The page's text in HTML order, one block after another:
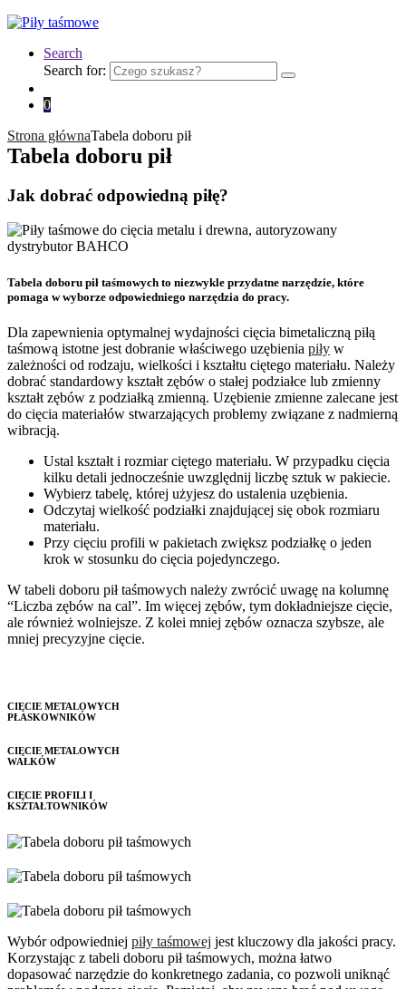
Search
Search for:
0
Strona głównaTabela doboru pił
Tabela doboru pił
Jak dobrać odpowiedną piłę?
Tabela doboru pił taśmowych to niezwykle przydatne narzędzie, które
pomaga w wyborze odpowiedniego narzędzia do pracy.
Dla zapewnienia optymalnej wydajności cięcia bimetaliczną piłą
taśmową istotne jest dobranie właściwego uzębienia piły w
zależności od rodzaju, wielkości i kształtu ciętego materiału. Należy
dobrać standardowy kształt zębów o stałej podziałce lub zmienny
kształt zębów z podziałką zmienną. Uzębienie zmienne zalecane jest
do cięcia materiałów stwarzających problemy związane z nadmierną
wibracją.
Ustal kształt i rozmiar ciętego materiału. W przypadku cięcia
kilku detali jednocześnie uwzględnij liczbę sztuk w pakiecie.
Wybierz tabelę, której użyjesz do ustalenia uzębienia.
Odczytaj wielkość podziałki znajdującej się obok rozmiaru
materiału.
Przy cięciu profili w pakietach zwiększ podziałkę o jeden
krok w stosunku do cięcia pojedynczego.
W tabeli doboru pił taśmowych należy zwrócić uwagę na kolumnę
“Liczba zębów na cal”. Im więcej zębów, tym dokładniejsze cięcie,
ale również wolniejsze. Z kolei mniej zębów oznacza szybsze, ale
mniej precyzyjne cięcie.
CIĘCIE METALOWYCH
PŁASKOWNIKÓW
CIĘCIE METALOWYCH
WAŁKÓW
CIĘCIE PROFILI I
KSZTAŁTOWNIKÓW
Wybór odpowiedniej piły taśmowej jest kluczowy dla jakości pracy.
Korzystając z tabeli doboru pił taśmowych, można łatwo
dopasować narzędzie do konkretnego zadania, co pozwoli uniknąć